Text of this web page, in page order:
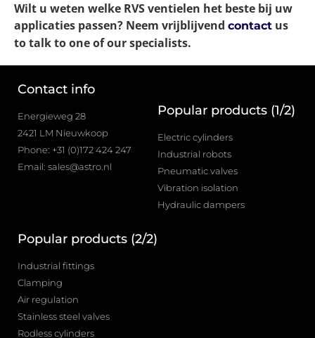
Wilt u weten welke RVS ventielen het beste bij uw
applicaties passen? Neem vrijblijvend contact us
to talk to one of our specialists.
Contact info
Energieweg 28
2421 LM Nieuwkoop
Phone: +31 (0)172 424 247
Email: sales@astro.nl
Popular products (1/2)
Electric cylinders
Industrial robots
Pneumatic valves
Vibration isolation
Hydraulic dampers
Popular products (2/2)
Industrial fittings
Clamping
Air regulation
Stainless steel valves
Rodless cylinders